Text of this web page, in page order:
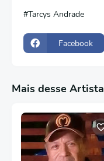
Tarcys Andrade
Facebook
Mais desse Artista